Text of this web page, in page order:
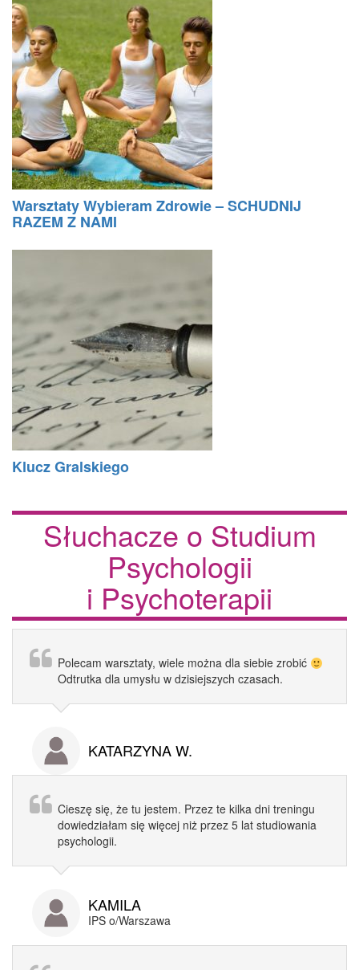
Warsztaty Wybieram Zdrowie – SCHUDNIJ
RAZEM Z NAMI
Klucz Gralskiego
Słuchacze o Studium
Psychologii
i Psychoterapii
Polecam warsztaty, wiele można dla siebie zrobić
Odtrutka dla umysłu w dzisiejszych czasach.
KATARZYNA W.
Cieszę się, że tu jestem. Przez te kilka dni treningu
dowiedziałam się więcej niż przez 5 lat studiowania
psychologii.
KAMILA
IPS o/Warszawa